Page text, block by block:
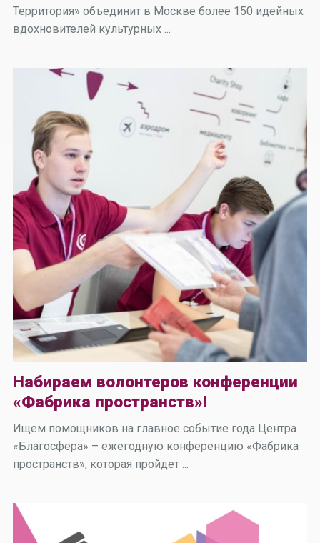
Территория» объединит в Москве более 150 идейных
вдохновителей культурных ...
Набираем волонтеров конференции
«Фабрика пространств»!
Ищем помощников на главное событие года Центра
«Благосфера» – ежегодную конференцию «Фабрика
пространств», которая пройдет ...